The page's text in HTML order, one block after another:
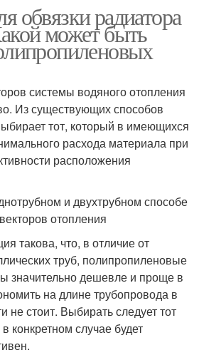
обвязки радиатора
может быть
системы водяного отопления
Из существующих способов
тот, который в имеющихся
расхода материала при
расположения
и двухтрубном способе
отопления
такова, что, в отличие от
труб, полипропиленовые
значительно дешевле и проще в
на длине трубопровода в
не стоит. Выбирать следует тот
конкретном случае будет